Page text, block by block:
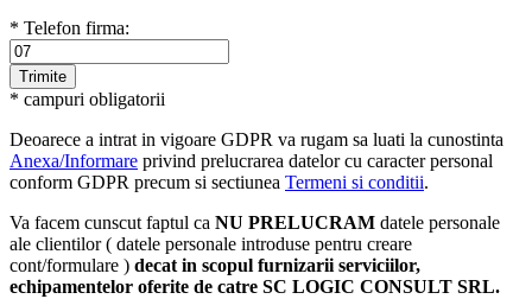
* Telefon firma:
* campuri obligatorii
Deoarece a intrat in vigoare GDPR va rugam sa luati la cunostinta
Anexa/Informare privind prelucrarea datelor cu caracter personal
conform GDPR precum si sectiunea Termeni si conditii.
Va facem cunscut faptul ca NU PRELUCRAM datele personale
ale clientilor ( datele personale introduse pentru creare
cont/formulare ) decat in scopul furnizarii serviciilor,
echipamentelor oferite de catre SC LOGIC CONSULT SRL.